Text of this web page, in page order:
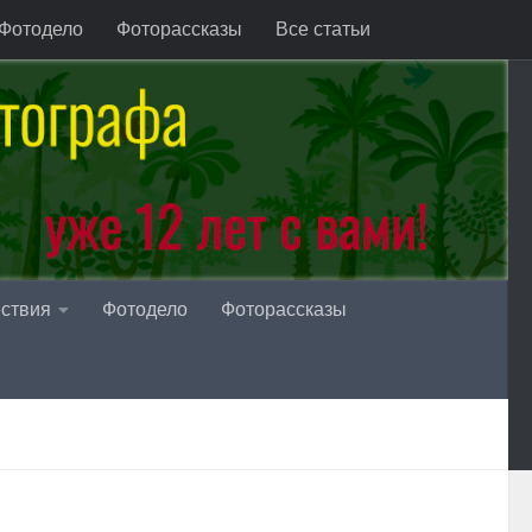
Фоторассказы Все статьи
Фотодело Фоторассказы